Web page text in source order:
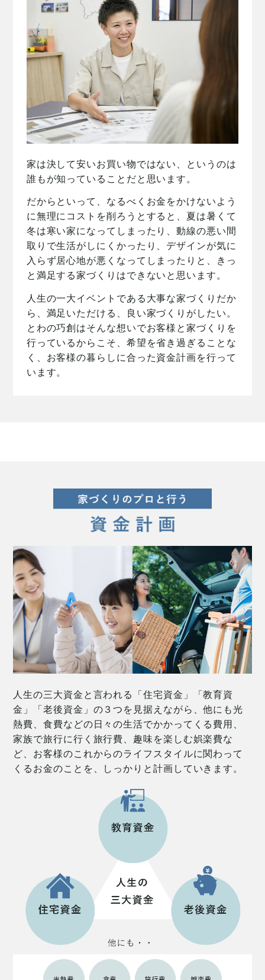
家は決して安いお買い物ではない、というのは
誰もが知っていることだと思います。
だからといって、なるべくお金をかけないよう
に無理にコストを削ろうとすると、夏は暑くて
冬は寒い家になってしまったり、動線の悪い間
取りで生活がしにくかったり、デザインが気に
入らず居心地が悪くなってしまったりと、きっ
と満足する家づくりはできないと思います。
人生の一大イベントである大事な家づくりだか
ら、満足いただける、良い家づくりがしたい。
とわの巧創はそんな想いでお客様と家づくりを
行っているからこそ、希望を省き過ぎることな
く、お客様の暮らしに合った資金計画を行って
います。
人生の三大資金と言われる「住宅資金」「教育資
金」「老後資金」の３つを見据えながら、他にも光
熱費、食費などの日々の生活でかかってくる費用、
家族で旅行に行く旅行費、趣味を楽しむ娯楽費な
ど、お客様のこれからのライフスタイルに関わって
くるお金のことを、しっかりと計画していきます。